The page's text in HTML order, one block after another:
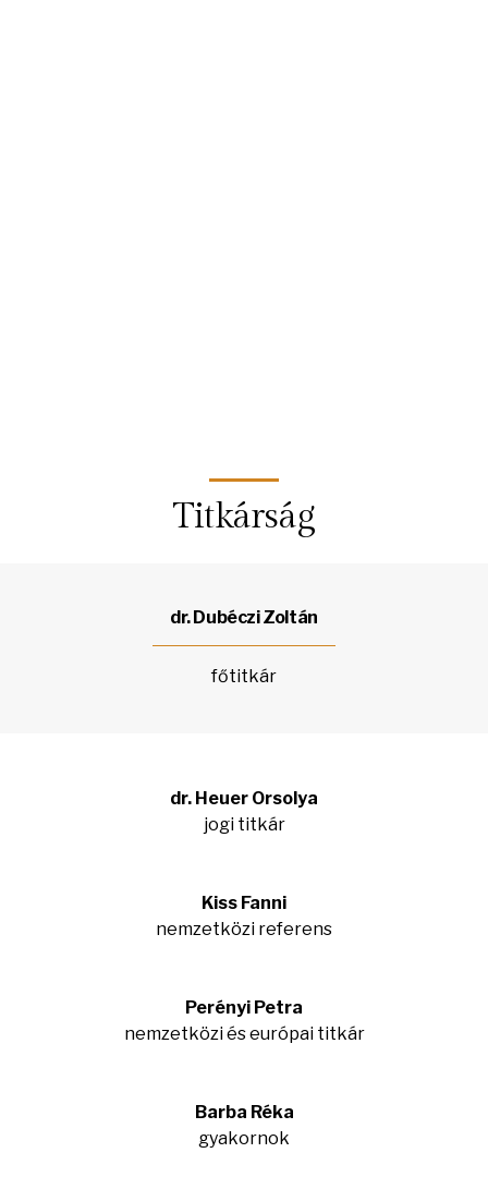
Titkárság
dr. Dubéczi Zoltán
főtitkár
dr. Heuer Orsolya
jogi titkár
Kiss Fanni
nemzetközi referens
Perényi Petra
nemzetközi és európai titkár
Barba Réka
gyakornok